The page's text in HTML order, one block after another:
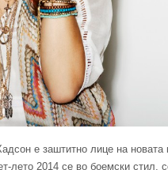
е заштитно лице на новата
лето 2014 се во боемски